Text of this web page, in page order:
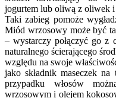
jogurtem lub oliwą z oliwek i
Taki zabieg pomoże
Miód wrzosowy może być
– wystarczy połączyć go z
naturalnego ścierającego
względu na swoje
jako składnik maseczek
przypadku włosów
wrzosowym i olejem